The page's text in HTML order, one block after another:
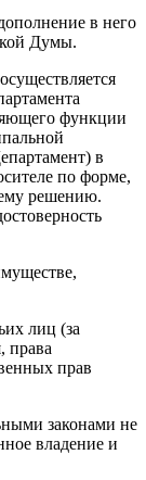
в него
Думы.
функции
в
по форме,
решению.
лиц (за
права
прав
законами не
владение и